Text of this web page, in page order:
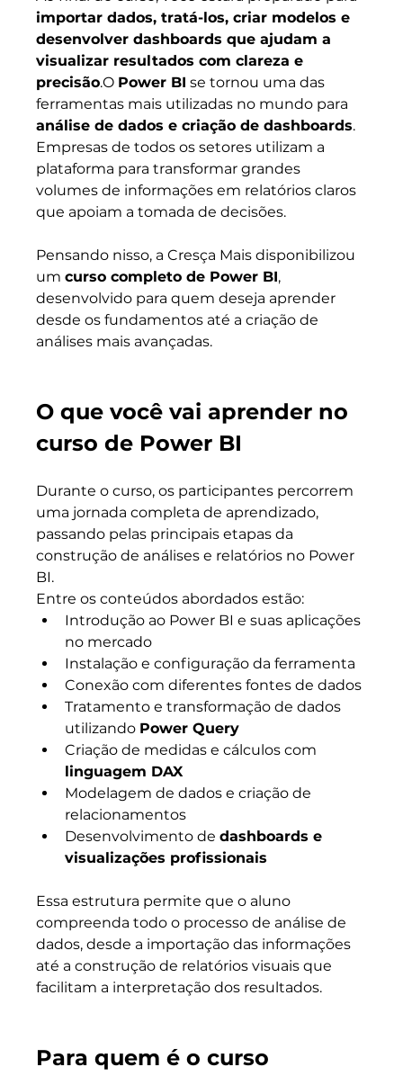
importar dados, tratá-los, criar modelos e
desenvolver dashboards que ajudam a
visualizar resultados com clareza e
precisão.O Power BI se tornou uma das
ferramentas mais utilizadas no mundo para
análise de dados e criação de dashboards.
Empresas de todos os setores utilizam a
plataforma para transformar grandes
volumes de informações em relatórios claros
que apoiam a tomada de decisões.
Pensando nisso, a Cresça Mais disponibilizou
um curso completo de Power BI,
desenvolvido para quem deseja aprender
desde os fundamentos até a criação de
análises mais avançadas.
O que você vai aprender no
curso de Power BI
Durante o curso, os participantes percorrem
uma jornada completa de aprendizado,
passando pelas principais etapas da
construção de análises e relatórios no Power
BI.
Entre os conteúdos abordados estão:
Introdução ao Power BI e suas aplicações
no mercado
Instalação e configuração da ferramenta
Conexão com diferentes fontes de dados
Tratamento e transformação de dados
utilizando Power Query
Criação de medidas e cálculos com
linguagem DAX
Modelagem de dados e criação de
relacionamentos
Desenvolvimento de dashboards e
visualizações profissionais
Essa estrutura permite que o aluno
compreenda todo o processo de análise de
dados, desde a importação das informações
até a construção de relatórios visuais que
facilitam a interpretação dos resultados.
Para quem é o curso